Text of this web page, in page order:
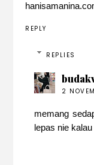
REPLY
REPLIES
2
memang
lepas nie